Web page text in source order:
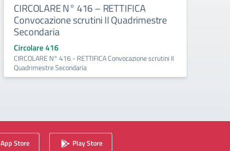
CIRCOLARE N° 416 – RETTIFICA
Convocazione scrutini II Quadrimestre
Secondaria
Circolare 416
CIRCOLARE N° 416 - RETTIFICA Convocazione scrutini II
Quadrimestre Secondaria
App Store Play Store